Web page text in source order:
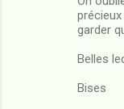
garder
Belles
Bises